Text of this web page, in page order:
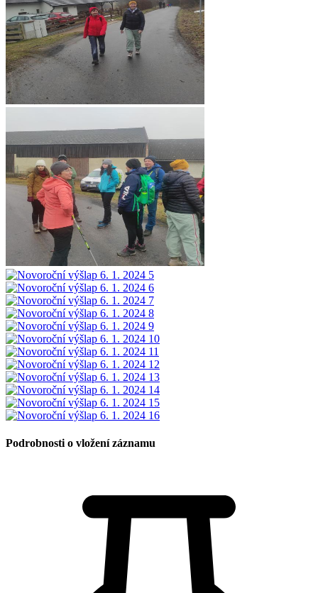
Podrobnosti o vložení záznamu